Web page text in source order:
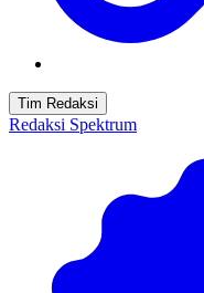
Tim Redaksi
Redaksi Spektrum